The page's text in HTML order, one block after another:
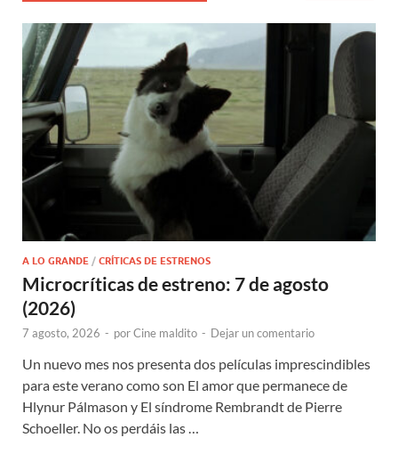
A LO GRANDE / CRÍTICAS DE ESTRENOS
Microcríticas de estreno: 7 de agosto
(2026)
7 agosto, 2026 - porCine maldito - Dejar un comentario
Un nuevo mes nos presenta dos películas imprescindibles
para este verano como son El amor que permanece de
Hlynur Pálmason y El síndrome Rembrandt de Pierre
Schoeller. No os perdáis las …